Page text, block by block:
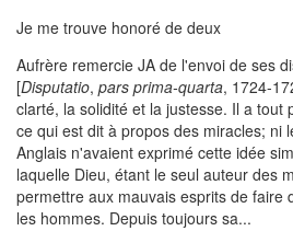
Je me trouve honoré de deux
Aufrère remercie JA de l'envoi de ses
[Disputatio, pars prima-quarta, 1724-
clarté, la solidité et la justesse. Il a tout
ce qui est dit à propos des miracles; ni
Anglais n'avaient exprimé cette idée
laquelle Dieu, étant le seul auteur des
permettre aux mauvais esprits de faire
les hommes. Depuis toujours sa...